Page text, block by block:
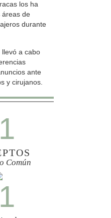
los ha
áreas de
durante
llevó a cabo
ante
y cirujanos.
Común